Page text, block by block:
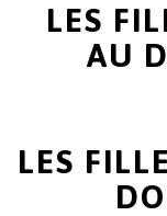
LES
AU
LES